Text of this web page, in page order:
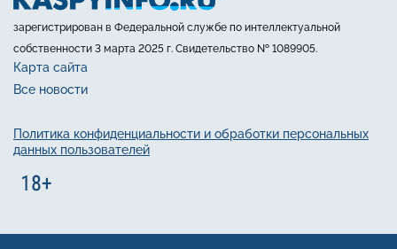
зарегистрирован в Федеральной службе по интеллектуальной
собственности 3 марта 2025 г. Свидетельство № 1089905.
Карта сайта
Все новости
Политика конфиденциальности и обработки персональных
данных пользователей